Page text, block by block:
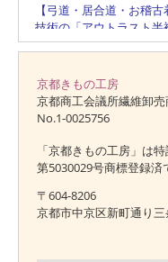
京都きもの工房
京都商工会議所繊維卸
No.1-0025756
「京都きもの工房」は
第5030029号商標登録済
〒604-8206
京都市中京区新町通り